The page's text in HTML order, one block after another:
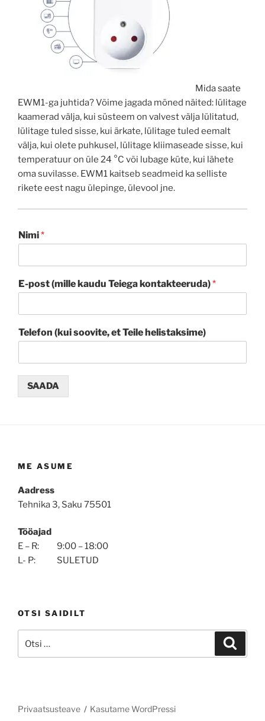
Mida saate
EWM1-ga juhtida? Võime jagada mõned näited: lülitage
kaamerad välja, kui süsteem on valvest välja lülitatud,
lülitage tuled sisse, kui ärkate, lülitage tuled eemalt
välja, kui olete puhkusel, lülitage kliimaseade sisse, kui
temperatuur on üle 24 °C või lubage küte, kui lähete
oma suvilasse. EWM1 kaitseb seadmeid ka selliste
rikete eest nagu ülepinge, ülevool jne.
Nimi*
E-post (mille kaudu Teiega kontakteeruda)*
Telefon (kui soovite, et Teile helistaksime)
SAADA
ME ASUME
Aadress
Tehnika 3, Saku 75501
Tööajad
E – R: 9:00 – 18:00
L- P: SULETUD
OTSI SAIDILT
Privaatsusteave Kasutame WordPressi